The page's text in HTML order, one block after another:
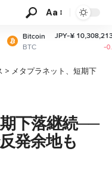
Aa
¥ 10,308,213.84
-0.03%
> メタプラネット、短期下
下落継続──
発余地も